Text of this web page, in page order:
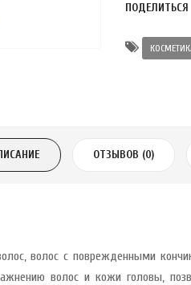
ПОДЕЛИТЬСЯ
ОТЗЫВОВ (0)
волос с поврежденными
волос и кожи головы,